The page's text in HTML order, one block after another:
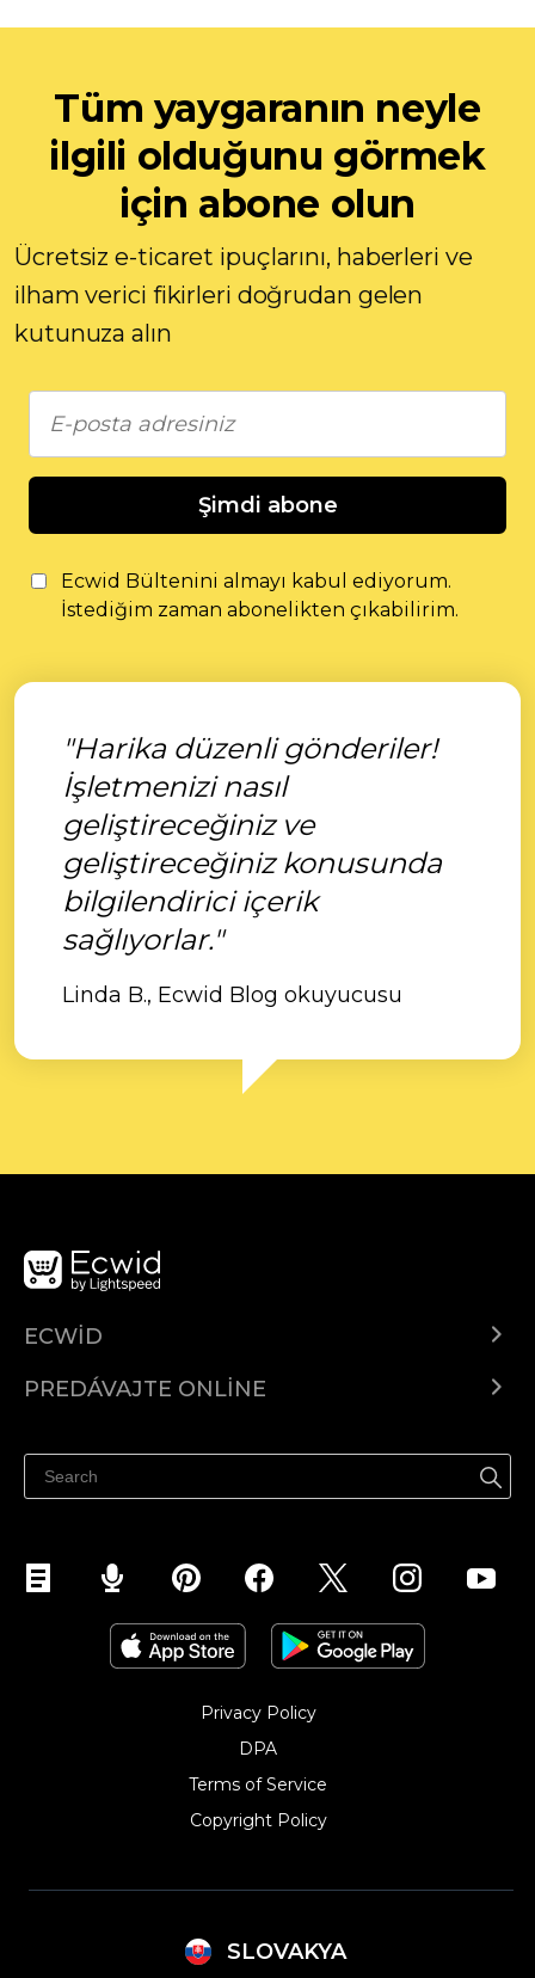
Tüm yaygaranın neyle
ilgili olduğunu görmek
için abone olun
Ücretsiz e-ticaret ipuçlarını, haberleri ve
ilham verici fikirleri doğrudan gelen
kutunuza alın
Şimdi abone
Ecwid Bültenini almayı kabul ediyorum.
İstediğim zaman abonelikten çıkabilirim.
"Harika düzenli gönderiler!
İşletmenizi nasıl
geliştireceğiniz ve
geliştireceğiniz konusunda
bilgilendirici içerik
sağlıyorlar."
Linda B., Ecwid Blog okuyucusu
ECWID
Cenník
PREDÁVAJTE ONLINE
Predávajte na Facebook
Predávať na Instagram
Privacy Policy
DPA
Terms of Service
Copyright Policy‎
SLOVAKYA